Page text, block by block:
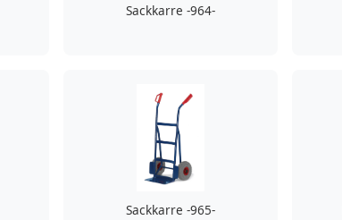
Sackkarre -964-
Sackkarre -965-